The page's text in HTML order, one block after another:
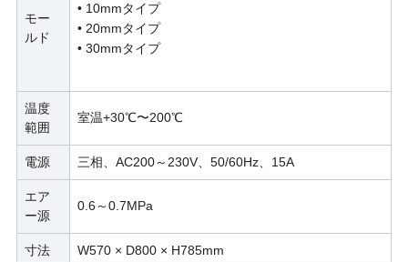
モー
ルド
• 10mmタイプ
• 20mmタイプ
• 30mmタイプ
温度
範囲
室温+30℃〜200℃
電源 三相、AC200～230V、50/60Hz、15A
エア
ー源
0.6～0.7MPa
寸法 W570 × D800 × H785mm